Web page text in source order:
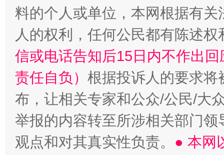
料的个人或单位，本网根据有
人的权利，任何公民都有陈述
信或电话告知后15日内不作出
责任自负） 根据投诉人的要求将
布，让相关专家和公众/公民/大
举报的内容转至所涉相关部门
观点和对其真实性负责。 ● 本网